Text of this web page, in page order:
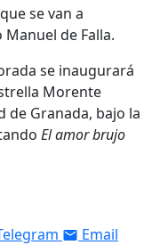
se van a
de Falla.
se inaugurará
Morente
de Granada, bajo la
El amor brujo
Email